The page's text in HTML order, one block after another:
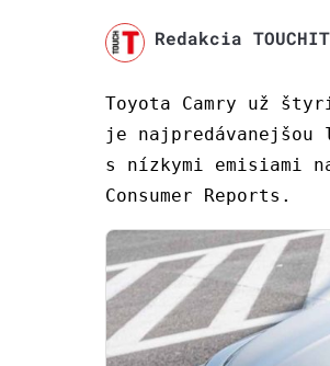
Redakcia TOUCHIT
Toyota Camry už
je
s nízkymi emisiami
Consumer Reports.